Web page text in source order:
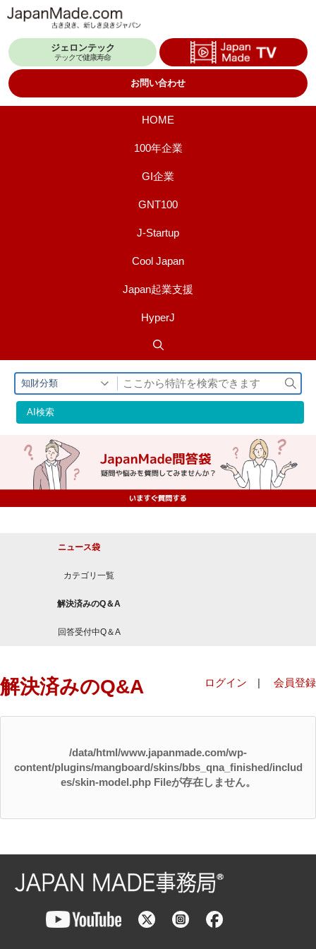
テ
ジェロンテック
テックで健康寿命
お問い合わせ
HOME
100年企業
GI企業
GNT100
J-Startup
Cool Japan
Japan起業支援
HyperJ
知財分類
検
索
AI検索
ニュース袋
カテゴリ一覧
解決済みのQ＆A
回答受付中Q＆A
解決済みのQ&A ログイン | 会員登録
/data/html/www.japanmade.com/wp-
content/plugins/mangboard/skins/bbs_qna_finished/includ
es/skin-model.php Fileが存在しません。